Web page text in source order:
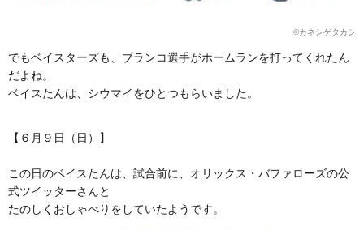
©️カネシゲタカシ
でもベイスターズも、ブランコ選手がホームランを打ってくれたん
だよね。
ベイスたんは、シウマイをひとつもらいました。
【６月９日（日）】
この日のベイスたんは、試合前に、オリックス・バファローズの公
式ツイッターさんと
たのしくおしゃべりをしていたようです。